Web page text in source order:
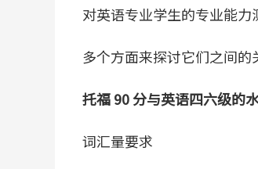
对英语专业学生的专业能
多个方面来探讨它们之间的
托福 90 分与英语四六级的
词汇量要求